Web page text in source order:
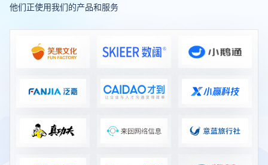
他们正使用我们的产品和服务